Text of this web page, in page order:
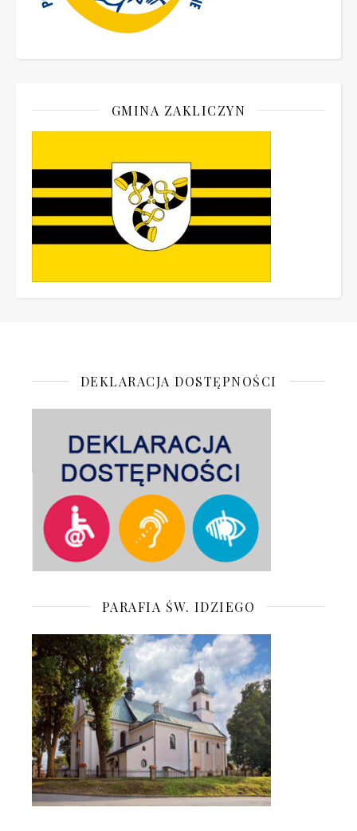
GMINA ZAKLICZYN
DEKLARACJA DOSTĘPNOŚCI
PARAFIA ŚW. IDZIEGO